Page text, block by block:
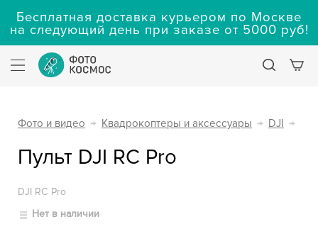
Бесплатная доставка курьером по Москве
на следующий день при заказе от 5000 руб!
Фото и видео → Квадрокоптеры и аксессуары → DJI →
Пульт DJI RC Pro
DJI RC Pro
Нет в наличии